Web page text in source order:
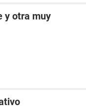
y otra muy